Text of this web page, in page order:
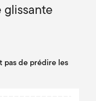
glissante
pas de prédire les